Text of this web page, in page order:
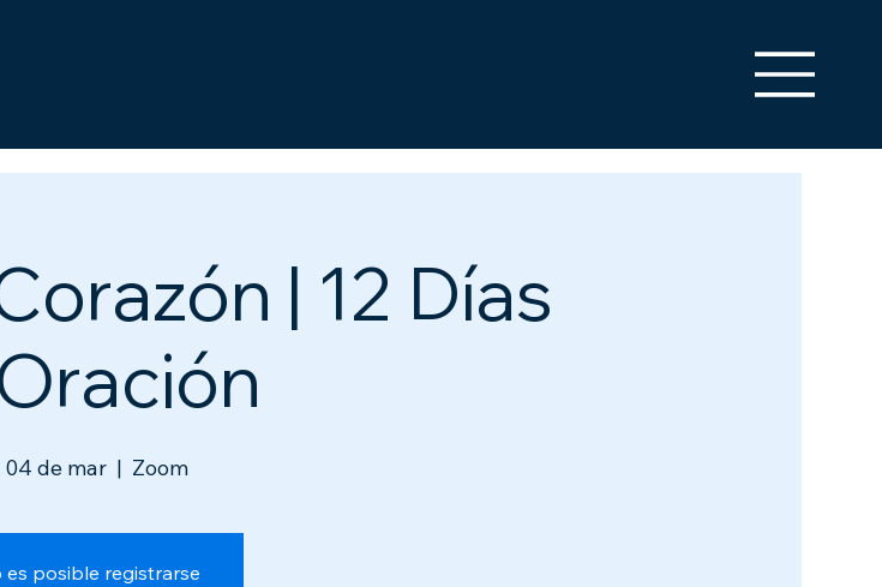
| 12 Días
04 de mar
  |
Zoom
es posible registrarse